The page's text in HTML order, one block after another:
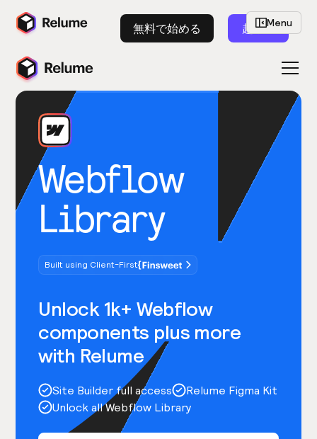
無料で始める 起動
Webflow
Library
Built using Client-First
Unlock 1k+ Webflow
components plus more
with Relume
Site Builder full access
Relume Figma Kit
Unlock all Webflow Library
Menu